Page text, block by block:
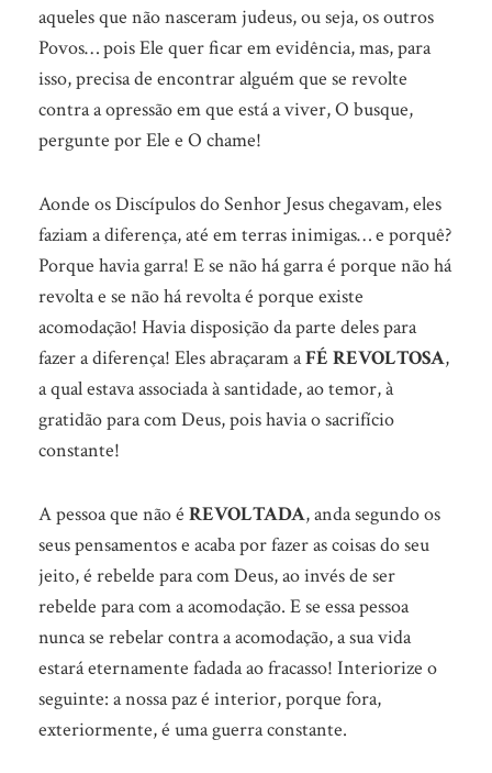
aqueles que não nasceram judeus, ou seja, os outros
Povos… pois Ele quer ficar em evidência, mas, para
isso, precisa de encontrar alguém que se revolte
contra a opressão em que está a viver, O busque,
pergunte por Ele e O chame!
Aonde os Discípulos do Senhor Jesus chegavam, eles
faziam a diferença, até em terras inimigas… e porquê?
Porque havia garra! E se não há garra é porque não há
revolta e se não há revolta é porque existe
acomodação! Havia disposição da parte deles para
fazer a diferença! Eles abraçaram aFÉ REVOLTOSA,
a qual estava associada à santidade, ao temor, à
gratidão para com Deus, pois havia o sacrifício
constante!
A pessoa que não é REVOLTADA, anda segundo os
seus pensamentos e acaba por fazer as coisas do seu
jeito, é rebelde para com Deus, ao invés de ser
rebelde para com a acomodação. E se essa pessoa
nunca se rebelar contra a acomodação, a sua vida
estará eternamente fadada ao fracasso! Interiorize o
seguinte: a nossa paz é interior, porque fora,
exteriormente, é uma guerra constante.